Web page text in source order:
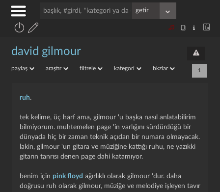
david gilmour
paylaş araştır filtrele kategori bkzlar 1
ruh.
tek kelime, üç harf ama, gilmour 'u başka nasıl anlatabilirim
bilmiyorum. muhtemelen page 'in varlığını sürdürdüğü bir
dünyada hiç bir zaman teknik açıdan bir numara olmayacak.
lakin, gilmour 'un gitara ve müziğine kattığı ruhu, ne yazıkki
gitarın tanrısı denen page dahi katamıyor.
benim i̇çin pink floyd ağırlıklı olarak gilmour 'dur. daha
doğrusu ruh olarak gilmour, müziğe ve melodiye işleyen tavır